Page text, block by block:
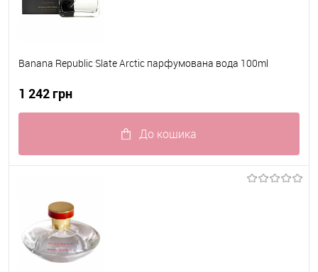
Banana Republic Slate Arctic парфумована вода 100ml
1 242 грн
До кошика